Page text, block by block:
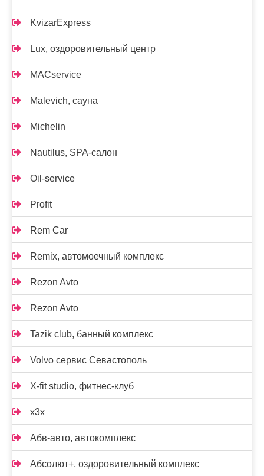
KvizarExpress
Lux, оздоровительный центр
MACservice
Malevich, сауна
Michelin
Nautilus, SPA-салон
Oil-service
Profit
Rem Car
Remix, автомоечный комплекс
Rezon Avto
Rezon Avto
Tazik club, банный комплекс
Volvo сервис Севастополь
X-fit studio, фитнес-клуб
x3x
Абв-авто, автокомплекс
Абсолют+, оздоровительный комплекс